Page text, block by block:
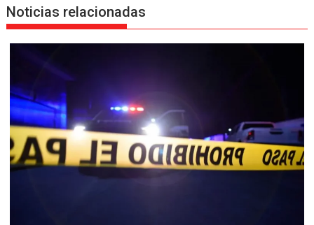
Noticias relacionadas